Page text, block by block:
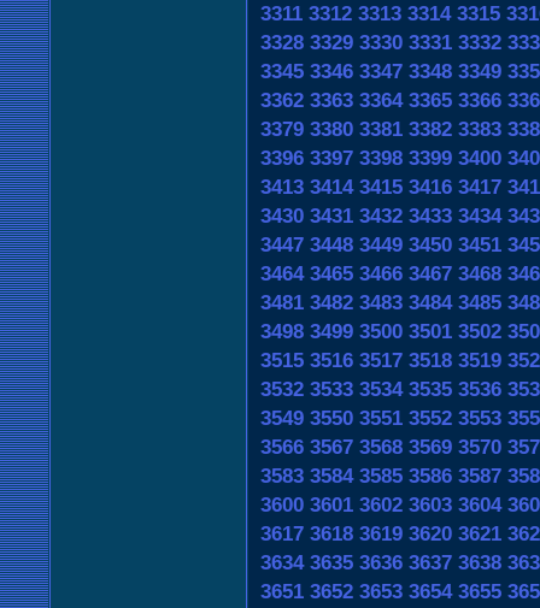
3311 3312 3313 3314 3315
3328 3329 3330 3331 3332
3345 3346 3347 3348 3349
3362 3363 3364 3365 3366
3379 3380 3381 3382 3383
3396 3397 3398 3399 3400
3413 3414 3415 3416 3417
3430 3431 3432 3433 3434
3447 3448 3449 3450 3451
3464 3465 3466 3467 3468
3481 3482 3483 3484 3485
3498 3499 3500 3501 3502
3515 3516 3517 3518 3519
3532 3533 3534 3535 3536
3549 3550 3551 3552 3553
3566 3567 3568 3569 3570
3583 3584 3585 3586 3587
3600 3601 3602 3603 3604
3617 3618 3619 3620 3621
3634 3635 3636 3637 3638
3651 3652 3653 3654 3655